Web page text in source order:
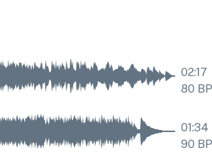
02:17
80
01:34
90